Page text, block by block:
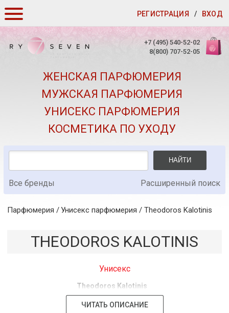
РЕГИСТРАЦИЯ / ВХОД
КАК ЗАКАЗАТЬ
СКИДКИ
КОНТАКТЫ
О КАЧЕСТВЕ
ПОДАРКИ К ЗАКАЗАМ
+7 (495) 540-52-02
8(800) 707-52-05
ЖЕНСКАЯ ПАРФЮМЕРИЯ
МУЖСКАЯ ПАРФЮМЕРИЯ
УНИСЕКС ПАРФЮМЕРИЯ
КОСМЕТИКА ПО УХОДУ
НАЙТИ
Все бренды Расширенный поиск
Парфюмерия Унисекс парфюмерия / Theodoros Kalotinis
THEODOROS KALOTINIS
Унисекс
Theodoros Kalotinis
ЧИТАТЬ ОПИСАНИЕ